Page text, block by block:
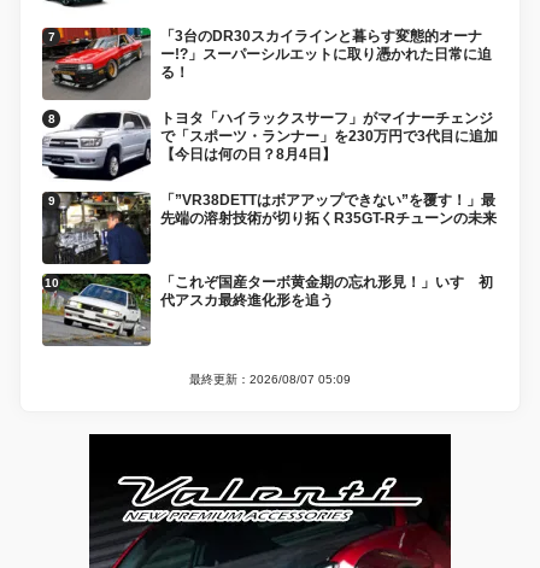
「3台のDR30スカイラインと暮らす変態的オーナ
ー!?」スーパーシルエットに取り憑かれた日常に迫
る！
トヨタ「ハイラックスサーフ」がマイナーチェンジ
で「スポーツ・ランナー」を230万円で3代目に追加
【今日は何の日？8月4日】
「”VR38DETTはボアアップできない”を覆す！」最
先端の溶射技術が切り拓くR35GT-Rチューンの未来
「これぞ国産ターボ黄金期の忘れ形見！」いすゞ初
代アスカ最終進化形を追う
最終更新：2026/08/07 05:09